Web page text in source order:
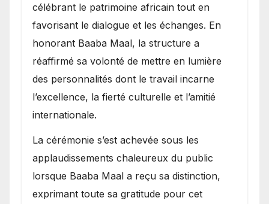
célébrant le patrimoine africain tout en
favorisant le dialogue et les échanges. En
honorant Baaba Maal, la structure a
réaffirmé sa volonté de mettre en lumière
des personnalités dont le travail incarne
l’excellence, la fierté culturelle et l’amitié
internationale.
​La cérémonie s’est achevée sous les
applaudissements chaleureux du public
lorsque Baaba Maal a reçu sa distinction,
exprimant toute sa gratitude pour cet